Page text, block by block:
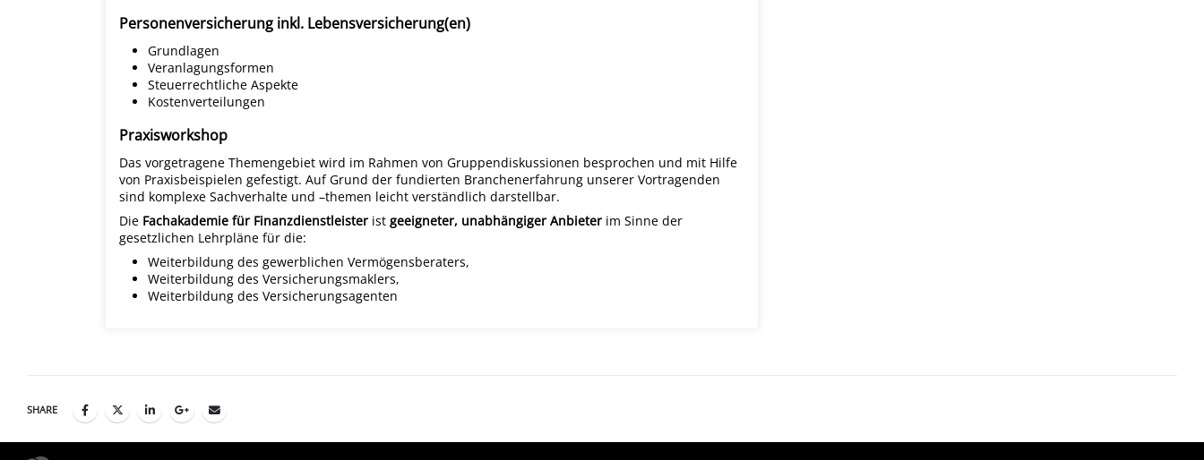
Personenversicherung inkl. Lebensversicherung(en)
Grundlagen
Veranlagungsformen
Steuerrechtliche Aspekte
Kostenverteilungen
Praxisworkshop
Das vorgetragene Themengebiet wird im Rahmen von Gruppendiskussionen besprochen und mit Hilfe
von Praxisbeispielen gefestigt. Auf Grund der fundierten Branchenerfahrung unserer Vortragenden
sind komplexe Sachverhalte und –themen leicht verständlich darstellbar.
Die Fachakademie für Finanzdienstleister ist geeigneter, unabhängiger Anbieter im Sinne der
gesetzlichen Lehrpläne für die:
Weiterbildung des gewerblichen Vermögensberaters,
Weiterbildung des Versicherungsmaklers,
Weiterbildung des Versicherungsagenten
SHARE